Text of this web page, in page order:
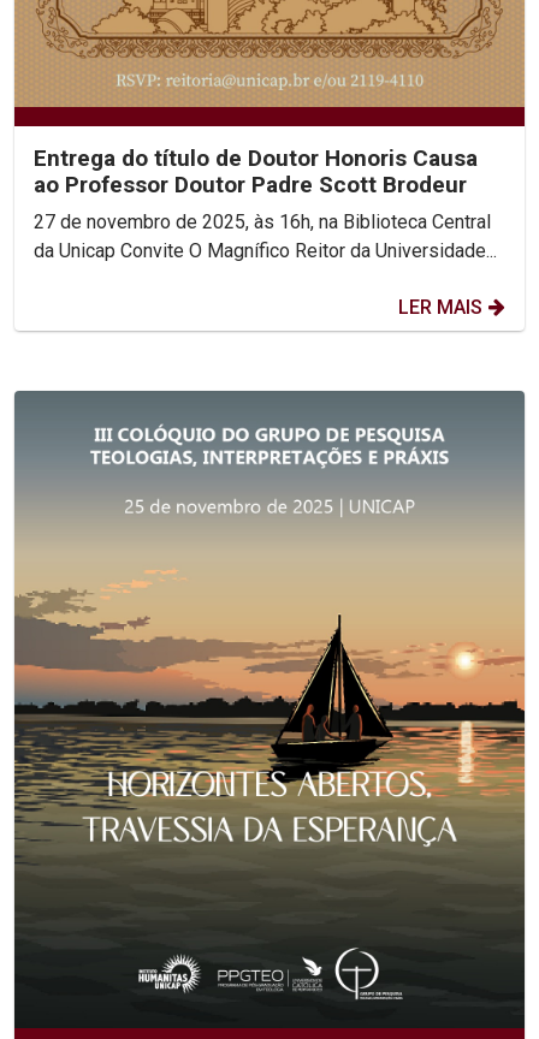
Entrega do título de Doutor Honoris Causa
ao Professor Doutor Padre Scott Brodeur
27 de novembro de 2025, às 16h, na Biblioteca Central
da Unicap Convite O Magnífico Reitor da Universidade...
LER MAIS